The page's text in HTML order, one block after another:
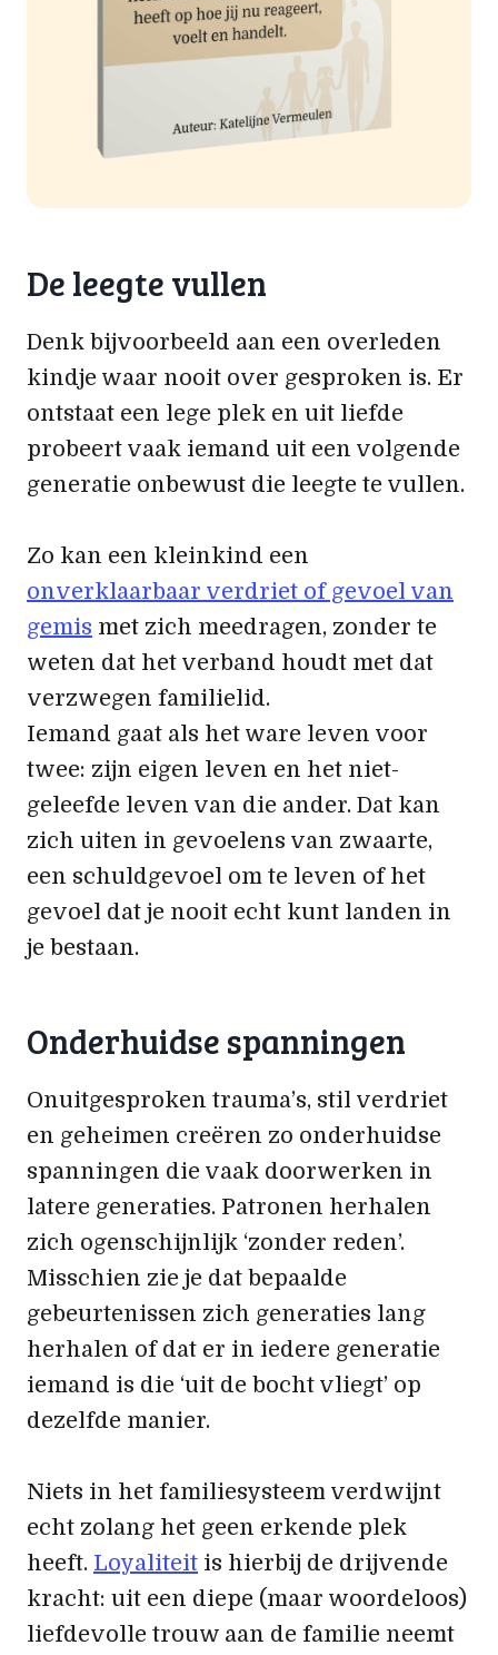
De leegte vullen
Denk bijvoorbeeld aan een overleden
kindje waar nooit over gesproken is. Er
ontstaat een lege plek en uit liefde
probeert vaak iemand uit een volgende
generatie onbewust die leegte te vullen.
Zo kan een kleinkind een
onverklaarbaar verdriet of gevoel van
gemis met zich meedragen, zonder te
weten dat het verband houdt met dat
verzwegen familielid.
Iemand gaat als het ware leven voor
twee: zijn eigen leven en het niet-
geleefde leven van die ander. Dat kan
zich uiten in gevoelens van zwaarte,
een schuldgevoel om te leven of het
gevoel dat je nooit echt kunt landen in
je bestaan.
Onderhuidse spanningen
Onuitgesproken trauma’s, stil verdriet
en geheimen creëren zo onderhuidse
spanningen die vaak doorwerken in
latere generaties. Patronen herhalen
zich ogenschijnlijk ‘zonder reden’.
Misschien zie je dat bepaalde
gebeurtenissen zich generaties lang
herhalen of dat er in iedere generatie
iemand is die ‘uit de bocht vliegt’ op
dezelfde manier.
Niets in het familiesysteem verdwijnt
echt zolang het geen erkende plek
heeft. Loyaliteit is hierbij de drijvende
kracht: uit een diepe (maar woordeloos)
liefdevolle trouw aan de familie neemt